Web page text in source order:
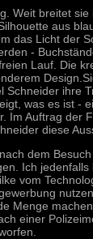
Weit breitet
aus
das Licht der
-
Lauf. Die
ihre
was es ist -
Im Auftrag der
diese
dem
Ich
vom
Menge
einer